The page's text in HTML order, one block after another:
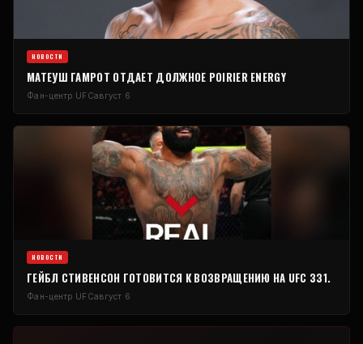
НОВОСТИ
МАТЕУШ ГАМРОТ ОТДАЕТ ДОЛЖНОЕ POIRIER ENERGY
Фан-центр UFCавгуст 6
НОВОСТИ
ГЕЙБЛ СТИВЕНСОН ГОТОВИТСЯ К ВОЗВРАЩЕНИЮ НА UFC 331.
Фан-центр UFCавгуст 6